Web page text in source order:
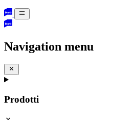
Navigation menu
Prodotti